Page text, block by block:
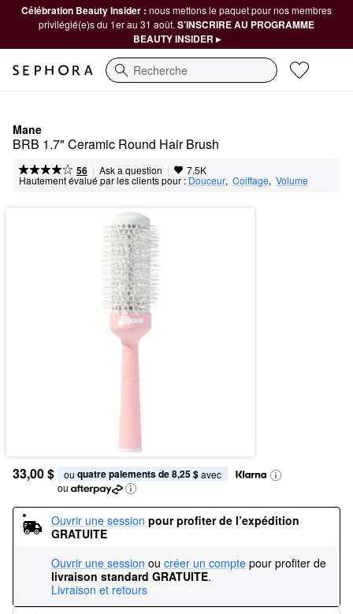
Célébration Beauty Insider : nous mettons le paquet pour nos membres
privilégié(e)s du 1er au 31 août. S’INSCRIRE AU PROGRAMME
BEAUTY INSIDER ▸
Recherche
Mane
BRB 1.7" Ceramic Round Hair Brush
56 | Ask a question | 7.5K
Hautement évalué par les clients pour : Douceur, Coiffage, Volume
33,00 $ ou quatre paiements de 8,25 $ avec
ou
Ouvrir une session pour profiter de l’expédition
GRATUITE
Ouvrir une session ou créer un compte pour profiter de
livraison standard GRATUITE.
Livraison et retours